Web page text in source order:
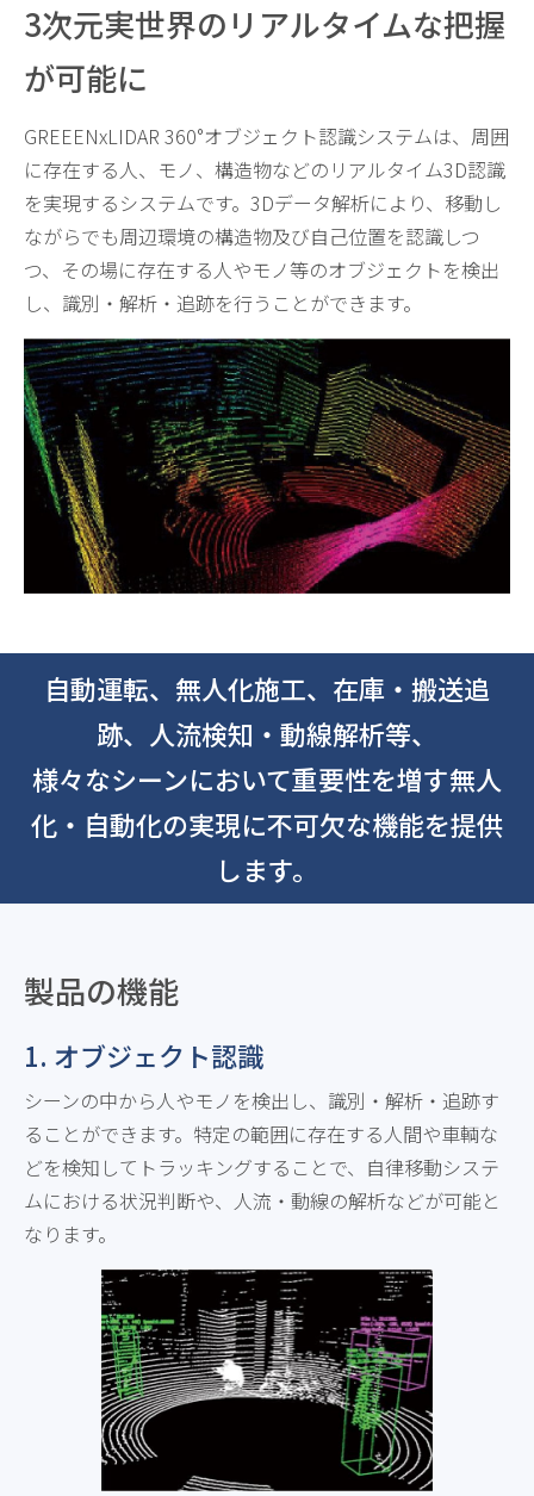
3次元実世界のリアルタイムな把握
が可能に
GREEENxLIDAR 360°オブジェクト認識システムは、周囲
に存在する人、モノ、構造物などのリアルタイム3D認識
を実現するシステムです。3Dデータ解析により、移動し
ながらでも周辺環境の構造物及び自己位置を認識しつ
つ、その場に存在する人やモノ等のオブジェクトを検出
し、識別・解析・追跡を行うことができます。
自動運転、無人化施工、在庫・搬送追
跡、人流検知・動線解析等、
様々なシーンにおいて重要性を増す無人
化・自動化の実現に不可欠な機能を提供
します。
製品の機能
1. オブジェクト認識
シーンの中から人やモノを検出し、識別・解析・追跡す
ることができます。特定の範囲に存在する人間や車輌な
どを検知してトラッキングすることで、自律移動システ
ムにおける状況判断や、人流・動線の解析などが可能と
なります。